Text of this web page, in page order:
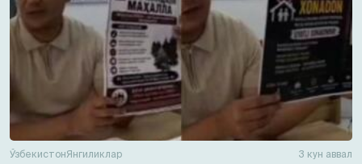
ЎзбекистонЯнгиликлар 3 кун аввал